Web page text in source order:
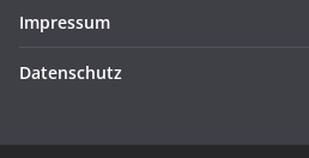
Impressum
Datenschutz